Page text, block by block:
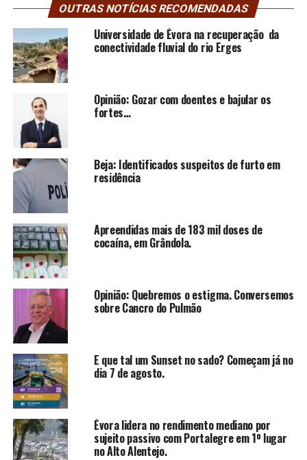
OUTRAS NOTÍCIAS RECOMENDADAS
Universidade de Évora na recuperação da
conectividade fluvial do rio Erges
Opinião: Gozar com doentes e bajular os
fortes…
Beja: Identificados suspeitos de furto em
residência
Apreendidas mais de 183 mil doses de
cocaína, em Grândola.
Opinião: Quebremos o estigma. Conversemos
sobre Cancro do Pulmão
E que tal um Sunset no sado? Começam já no
dia 7 de agosto.
Évora lidera no rendimento mediano por
sujeito passivo com Portalegre em 1º lugar
no Alto Alentejo.